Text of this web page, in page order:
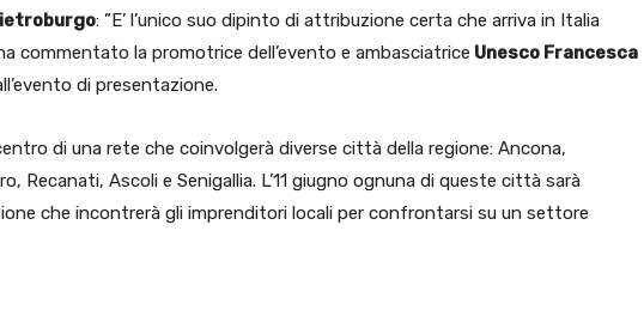
: ”E’ l’unico suo dipinto di attribuzione certa che arriva in Italia
commentato la promotrice dell’evento e ambasciatrice Unesco Francesca
di presentazione.
di una rete che coinvolgerà diverse città della regione: Ancona,
Recanati, Ascoli e Senigallia. L’11 giugno ognuna di queste città sarà
che incontrerà gli imprenditori locali per confrontarsi su un settore